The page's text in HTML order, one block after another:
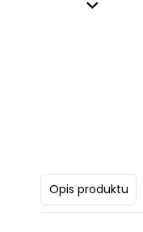
Opis produktu